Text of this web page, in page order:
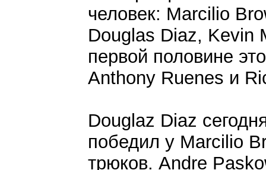
человек: Marcilio
Douglas Diaz, Kevin
первой половине
Anthony Ruenes и
Douglaz Diaz
победил у Marcilio
трюков. Andre